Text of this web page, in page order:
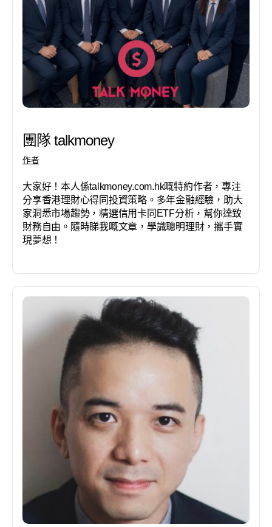
團隊 talkmoney
作者
大家好！本人係talkmoney.com.hk嘅特約作者，專注
分享香港理財心得同投資策略。多年金融經驗，助大
家洞悉市場趨勢，精選信用卡同ETF分析，幫你達致
財務自由。隨時睇我嘅文章，學識聰明理財，攜手實
現夢想！